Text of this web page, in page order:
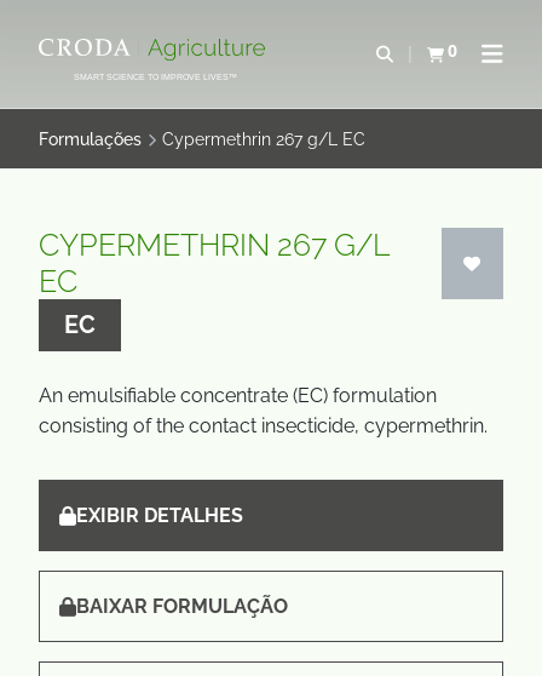
PARA
CONTEÚDO
PARA
MENU
SMART SCIENCE TO IMPROVE LIVES™
Abrir pesquisa
0
Exibir cestaAbrir
Formulações Cypermethrin 267 g/L EC
CYPERMETHRIN 267 G/L
EC
EC
An emulsifiable concentrate (EC) formulation
consisting of the contact insecticide, cypermethrin.
EXIBIR DETALHES
BAIXAR FORMULAÇÃO